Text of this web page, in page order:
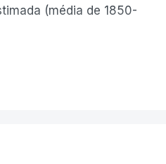
(média de 1850-
neste verão.